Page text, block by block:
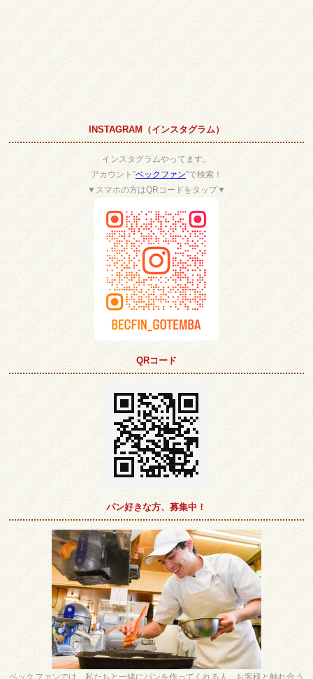
INSTAGRAM（インスタグラム）
インスタグラムやってます。
アカウント”ベックファン”で検索！
▼スマホの方はQRコードをタップ▼
QRコード
パン好きな方、募集中！
ベックファンでは、私たちと一緒にパンを作ってくれる人、お客様と触れ合う